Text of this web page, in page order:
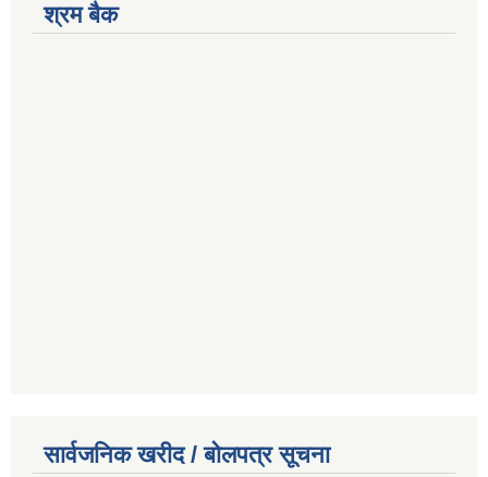
श्रम बैक
सार्वजनिक खरीद / बोलपत्र सूचना